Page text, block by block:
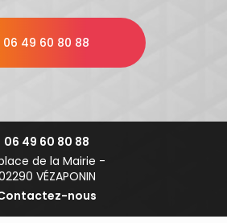
06 49 60 80 88
06 49 60 80 88
de la Mairie -
VÉZAPONIN
nous